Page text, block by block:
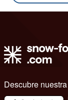
Descubre